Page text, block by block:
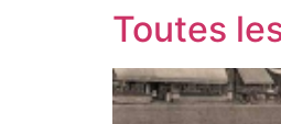
Toutes